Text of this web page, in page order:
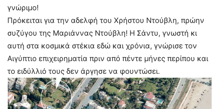
γνώριμο!
Πρόκειται για την αδελφή του Χρήστου Ντούβλη, πρώην
συζύγου της Μαριάννας Ντούβλη! Η Σάντυ, γνωστή κι
αυτή στα κοσμικά στέκια εδώ και χρόνια, γνώρισε τον
Αιγύπτιο επιχειρηματία πριν από πέντε μήνες περίπου και
το ειδύλλιό τους δεν άργησε να φουντώσει.